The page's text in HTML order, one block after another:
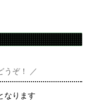
うぞ！
なります